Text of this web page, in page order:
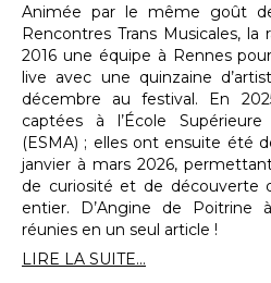
Animée par le même goût
Rencontres Trans Musicales, la
2016 une équipe à Rennes
live avec une quinzaine
décembre au festival. En
captées à l’École
(ESMA) ; elles ont ensuite été
janvier à mars 2026,
de curiosité et de découverte
entier. D’Angine de Poitrine
réunies en un seul article !
LIRE LA SUITE...